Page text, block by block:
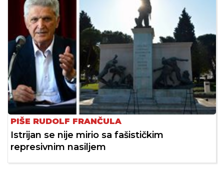
PIŠE RUDOLF FRANČULA
Istrijan se nije mirio sa fašističkim
represivnim nasiljem